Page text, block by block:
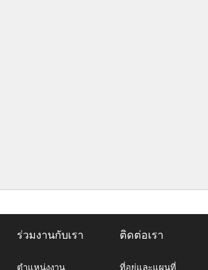
ร่วมงานกับเรา
ตำแหน่งงาน
ติดต่อเรา
ที่อยู่และแผนที่